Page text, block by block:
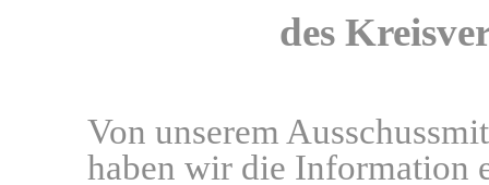
des
Von unserem
haben wir die Information